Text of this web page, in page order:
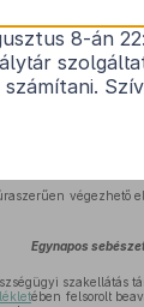
Hatályos: 2017.
végezhető
Egynapos
szakellátás
ében felsorolt
8-án